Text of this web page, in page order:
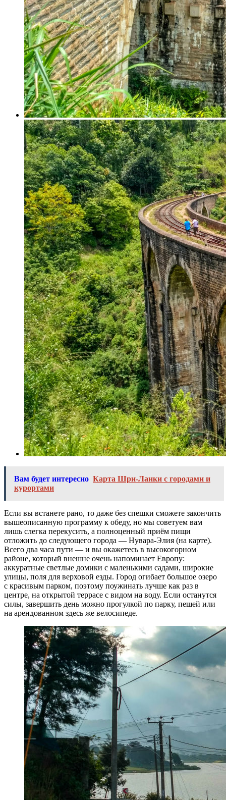
Вам будет интересно Карта Шри-Ланки с городами и
курортами
Если вы встанете рано, то даже без спешки сможете закончить
вышеописанную программу к обеду, но мы советуем вам
лишь слегка перекусить, а полноценный приём пищи
отложить до следующего города — Нувара-Элия (на карте).
Всего два часа пути — и вы окажетесь в высокогорном
районе, который внешне очень напоминает Европу:
аккуратные светлые домики с маленькими садами, широкие
улицы, поля для верховой езды. Город огибает большое озеро
с красивым парком, поэтому поужинать лучше как раз в
центре, на открытой террасе с видом на воду. Если останутся
силы, завершить день можно прогулкой по парку, пешей или
на арендованном здесь же велосипеде.